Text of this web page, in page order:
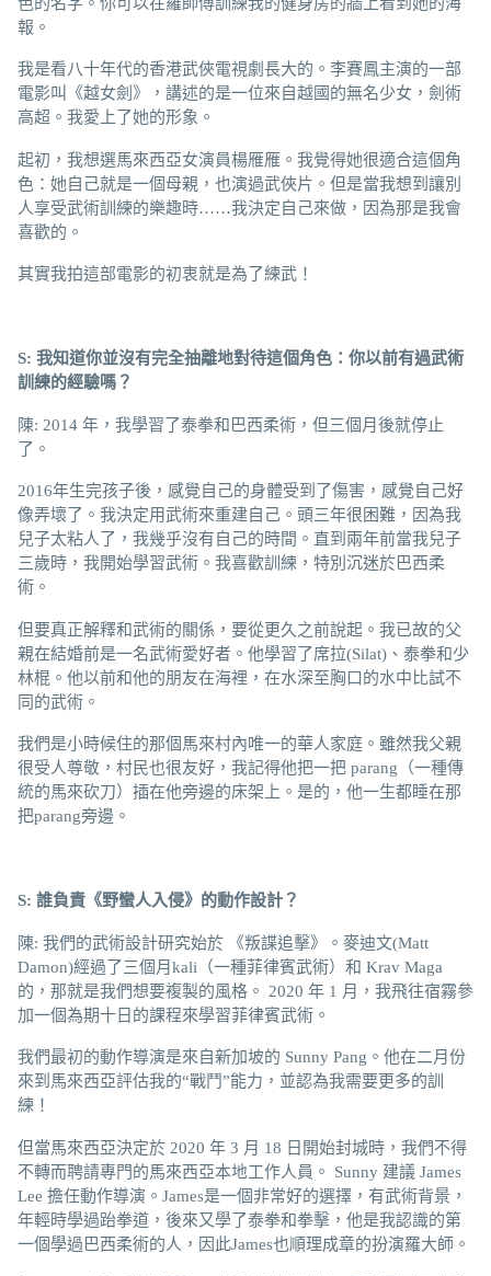
報。
我是看八十年代的香港武俠電視劇長大的。李賽鳳主演的一部
電影叫《越女劍》，講述的是一位來自越國的無名少女，劍術
高超。我愛上了她的形象。
起初，我想選馬來西亞女演員楊雁雁。我覺得她很適合這個角
色：她自己就是一個母親，也演過武俠片。但是當我想到讓別
人享受武術訓練的樂趣時……我決定自己來做，因為那是我會
喜歡的。
其實我拍這部電影的初衷就是為了練武！
S: 我知道你並沒有完全抽離地對待這個角色：你以前有過武術
訓練的經驗嗎？
陳: 2014 年，我學習了泰拳和巴西柔術，但三個月後就停止
了。
2016年生完孩子後，感覺自己的身體受到了傷害，感覺自己好
像弄壞了。我決定用武術來重建自己。頭三年很困難，因為我
兒子太粘人了，我幾乎沒有自己的時間。直到兩年前當我兒子
三歲時，我開始學習武術。我喜歡訓練，特別沉迷於巴西柔
術。
但要真正解釋和武術的關係，要從更久之前說起。我已故的父
親在結婚前是一名武術愛好者。他學習了席拉(Silat)、泰拳和少
林棍。他以前和他的朋友在海裡，在水深至胸口的水中比試不
同的武術。
我們是小時候住的那個馬來村內唯一的華人家庭。雖然我父親
很受人尊敬，村民也很友好，我記得他把一把 parang（一種傳
統的馬來砍刀）插在他旁邊的床架上。是的，他一生都睡在那
把parang旁邊。
S: 誰負責《野蠻人入侵》的動作設計？
陳: 我們的武術設計研究始於 《叛諜追擊》。麥迪文(Matt
Damon)經過了三個月kali（一種菲律賓武術）和 Krav Maga
的，那就是我們想要複製的風格。 2020 年 1 月，我飛往宿霧參
加一個為期十日的課程來學習菲律賓武術。
我們最初的動作導演是來自新加坡的 Sunny Pang。他在二月份
來到馬來西亞評估我的“戰鬥”能力，並認為我需要更多的訓
練！
但當馬來西亞決定於 2020 年 3 月 18 日開始封城時，我們不得
不轉而聘請專門的馬來西亞本地工作人員。 Sunny 建議 James
Lee 擔任動作導演。James是一個非常好的選擇，有武術背景，
年輕時學過跆拳道，後來又學了泰拳和拳擊，他是我認識的第
一個學過巴西柔術的人，因此James也順理成章的扮演羅大師。